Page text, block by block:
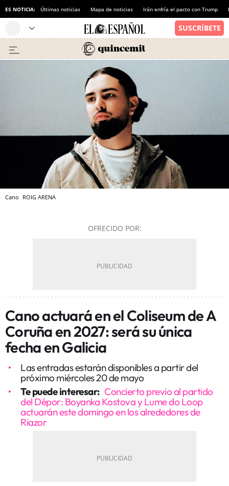
ES NOTICIA: Últimas noticias Mapa de noticias Irán enfría el pacto con Trump
Cano ROIG ARENA
OFRECIDO POR:
Cano actuará en el Coliseum de A
Coruña en 2027: será su única
fecha en Galicia
Las entradas estarán disponibles a partir del
próximo miércoles 20 de mayo
Te puede interesar: Concierto previo al partido
del Dépor: Boyanka Kostova y Lume do Loop
actuarán este domingo en los alrededores de
Riazor